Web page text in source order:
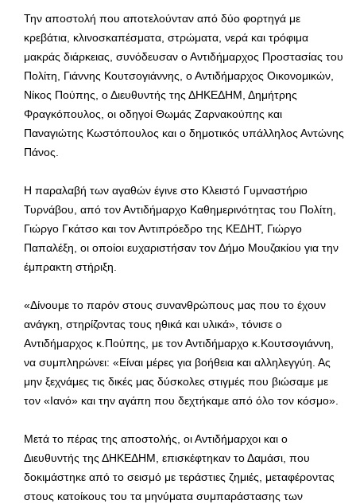
Την αποστολή που αποτελούνταν από δύο φορτηγά με
κρεβάτια, κλινοσκαπέσματα, στρώματα, νερά και τρόφιμα
μακράς διάρκειας, συνόδευσαν ο Αντιδήμαρχος Προστασίας του
Πολίτη, Γιάννης Κουτσογιάννης, ο Αντιδήμαρχος Οικονομικών,
Νίκος Πούπης, ο Διευθυντής της ΔΗΚΕΔΗΜ, Δημήτρης
Φραγκόπουλος, οι οδηγοί Θωμάς Ζαρνακούπης και
Παναγιώτης Κωστόπουλος και ο δημοτικός υπάλληλος Αντώνης
Πάνος.
Η παραλαβή των αγαθών έγινε στο Κλειστό Γυμναστήριο
Τυρνάβου, από τον Αντιδήμαρχο Καθημερινότητας του Πολίτη,
Γιώργο Γκάτσο και τον Αντιπρόεδρο της ΚΕΔΗΤ, Γιώργο
Παπαλέξη, οι οποίοι ευχαριστήσαν τον Δήμο Μουζακίου για την
έμπρακτη στήριξη.
«Δίνουμε το παρόν στους συνανθρώπους μας που το έχουν
ανάγκη, στηρίζοντας τους ηθικά και υλικά», τόνισε ο
Αντιδήμαρχος κ.Πούπης, με τον Αντιδήμαρχο κ.Κουτσογιάννη,
να συμπληρώνει: «Είναι μέρες για βοήθεια και αλληλεγγύη. Ας
μην ξεχνάμες τις δικές μας δύσκολες στιγμές που βιώσαμε με
τον «Ιανό» και την αγάπη που δεχτήκαμε από όλο τον κόσμο».
Μετά το πέρας της αποστολής, οι Αντιδήμαρχοι και ο
Διευθυντής της ΔΗΚΕΔΗΜ, επισκέφτηκαν το Δαμάσι, που
δοκιμάστηκε από το σεισμό με τεράστιες ζημιές, μεταφέροντας
στους κατοίκους του τα μηνύματα συμπαράστασης των